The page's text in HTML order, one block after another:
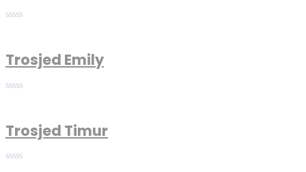
Trosjed Emily
Trosjed Timur